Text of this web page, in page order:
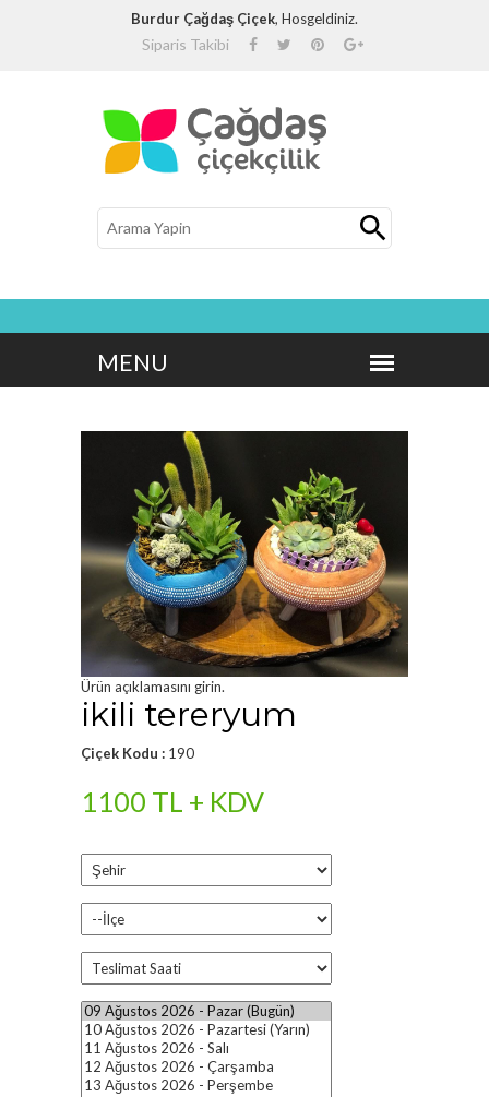
Burdur Çağdaş Çiçek, Hosgeldiniz.
Siparis Takibi
Ürün açıklamasını girin.
ikili tereryum
Çiçek Kodu : 190
1100 TL + KDV